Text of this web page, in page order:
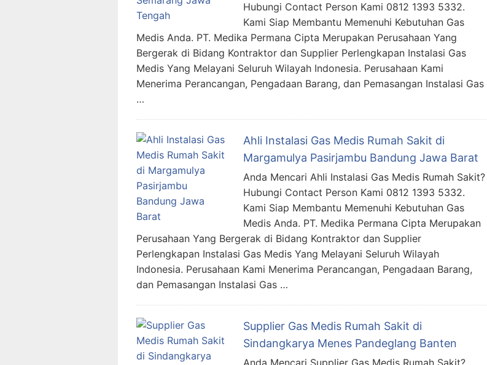
Hubungi Contact Person Kami 0812 1393 5332.
Kami Siap Membantu Memenuhi Kebutuhan Gas
Medis Anda. PT. Medika Permana Cipta Merupakan Perusahaan Yang
Bergerak di Bidang Kontraktor dan Supplier Perlengkapan Instalasi Gas
Medis Yang Melayani Seluruh Wilayah Indonesia. Perusahaan Kami
Menerima Perancangan, Pengadaan Barang, dan Pemasangan Instalasi Gas
…
Ahli Instalasi Gas Medis Rumah Sakit di
Margamulya Pasirjambu Bandung Jawa Barat
Anda Mencari Ahli Instalasi Gas Medis Rumah Sakit?
Hubungi Contact Person Kami 0812 1393 5332.
Kami Siap Membantu Memenuhi Kebutuhan Gas
Medis Anda. PT. Medika Permana Cipta Merupakan
Perusahaan Yang Bergerak di Bidang Kontraktor dan Supplier
Perlengkapan Instalasi Gas Medis Yang Melayani Seluruh Wilayah
Indonesia. Perusahaan Kami Menerima Perancangan, Pengadaan Barang,
dan Pemasangan Instalasi Gas …
Supplier Gas Medis Rumah Sakit di
Sindangkarya Menes Pandeglang Banten
Anda Mencari Supplier Gas Medis Rumah Sakit?